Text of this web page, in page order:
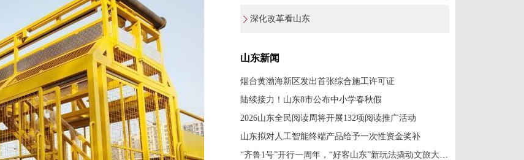
深化改革看山东
山东新闻
烟台黄渤海新区发出首张综合施工许可证
陆续接力！山东8市公布中小学春秋假
2026山东全民阅读周将开展132项阅读推广活动
山东拟对人工智能终端产品给予一次性资金奖补
“齐鲁1号”开行一周年，“好客山东”新玩法撬动文旅大消费